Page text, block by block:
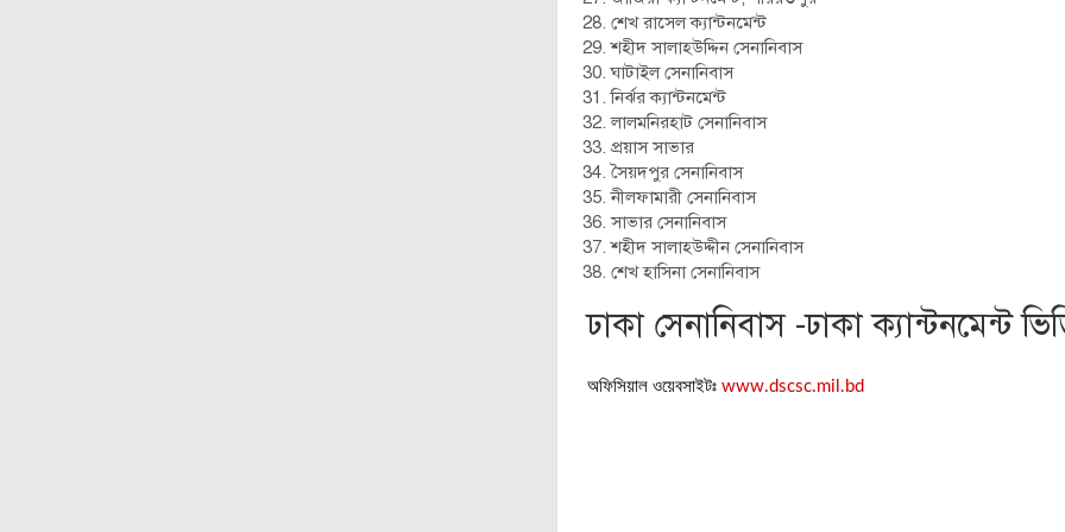
শেখ রাসেল ক্যান্টনমেন্ট
শহীদ সালাহউদ্দিন সেনানিবাস
ঘাটাইল সেনানিবাস
নির্ঝর ক্যান্টনমেন্ট
লালমনিরহাট সেনানিবাস
প্রয়াস সাভার
সৈয়দপুর সেনানিবাস
নীলফামারী সেনানিবাস
সাভার সেনানিবাস
শহীদ সালাহউদ্দীন সেনানিবাস
শেখ হাসিনা সেনানিবাস
ঢাকা সেনানিবাস -ঢাকা ক্যান্টনমেন্ট
অফিসিয়াল ওয়েবসাইটঃwww.dscsc.mil.bd